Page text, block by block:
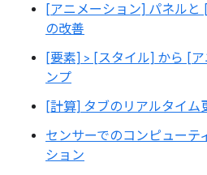
[アニメーション] パネル
の改善
[要素] > [スタイル] から [
ンプ
[計算] タブのリアルタイム
センサーでのコンピューテ
ション